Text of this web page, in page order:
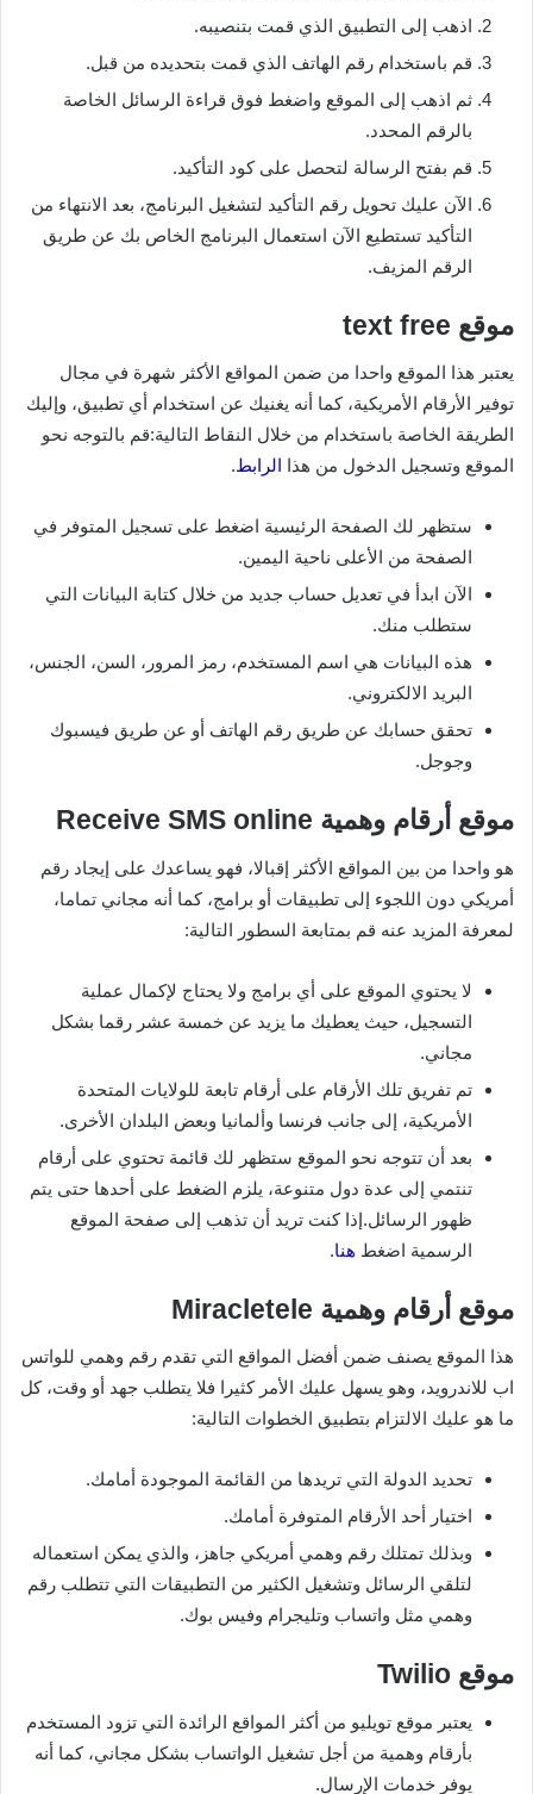
اذهب إلى التطبيق الذي قمت بتنصيبه.
قم باستخدام رقم الهاتف الذي قمت بتحديده من قبل.
ثم اذهب إلى الموقع واضغط فوق قراءة الرسائل الخاصة
بالرقم المحدد.
قم بفتح الرسالة لتحصل على كود التأكيد.
الآن عليك تحويل رقم التأكيد لتشغيل البرنامج، بعد الانتهاء من
التأكيد تستطيع الآن استعمال البرنامج الخاص بك عن طريق
الرقم المزيف.
موقع text free
يعتبر هذا الموقع واحدا من ضمن المواقع الأكثر شهرة في مجال
توفير الأرقام الأمريكية، كما أنه يغنيك عن استخدام أي تطبيق، وإليك
الطريقة الخاصة باستخدام من خلال النقاط التالية:قم بالتوجه نحو
الموقع وتسجيل الدخول من هذا الرابط.
ستظهر لك الصفحة الرئيسية اضغط على تسجيل المتوفر في
الصفحة من الأعلى ناحية اليمين.
الآن ابدأ في تعديل حساب جديد من خلال كتابة البيانات التي
ستطلب منك.
هذه البيانات هي اسم المستخدم، رمز المرور، السن، الجنس،
البريد الالكتروني.
تحقق حسابك عن طريق رقم الهاتف أو عن طريق فيسبوك
وجوجل.
موقع أرقام وهمية Receive SMS online
هو واحدا من بين المواقع الأكثر إقبالا، فهو يساعدك على إيجاد رقم
أمريكي دون اللجوء إلى تطبيقات أو برامج، كما أنه مجاني تماما،
لمعرفة المزيد عنه قم بمتابعة السطور التالية:
لا يحتوي الموقع على أي برامج ولا يحتاج لإكمال عملية
التسجيل، حيث يعطيك ما يزيد عن خمسة عشر رقما بشكل
مجاني.
تم تفريق تلك الأرقام على أرقام تابعة للولايات المتحدة
الأمريكية، إلى جانب فرنسا وألمانيا وبعض البلدان الأخرى.
بعد أن تتوجه نحو الموقع ستظهر لك قائمة تحتوي على أرقام
تنتمي إلى عدة دول متنوعة، يلزم الضغط على أحدها حتى يتم
ظهور الرسائل.إذا كنت تريد أن تذهب إلى صفحة الموقع
الرسمية اضغط هنا.
موقع أرقام وهمية Miracletele
هذا الموقع يصنف ضمن أفضل المواقع التي تقدم رقم وهمي للواتس
اب للاندرويد، وهو يسهل عليك الأمر كثيرا فلا يتطلب جهد أو وقت، كل
ما هو عليك الالتزام بتطبيق الخطوات التالية:
تحديد الدولة التي تريدها من القائمة الموجودة أمامك.
اختيار أحد الأرقام المتوفرة أمامك.
وبذلك تمتلك رقم وهمي أمريكي جاهز، والذي يمكن استعماله
لتلقي الرسائل وتشغيل الكثير من التطبيقات التي تتطلب رقم
وهمي مثل واتساب وتليجرام وفيس بوك.
موقع Twilio
يعتبر موقع تويليو من أكثر المواقع الرائدة التي تزود المستخدم
بأرقام وهمية من أجل تشغيل الواتساب بشكل مجاني، كما أنه
يوفر خدمات الإرسال.